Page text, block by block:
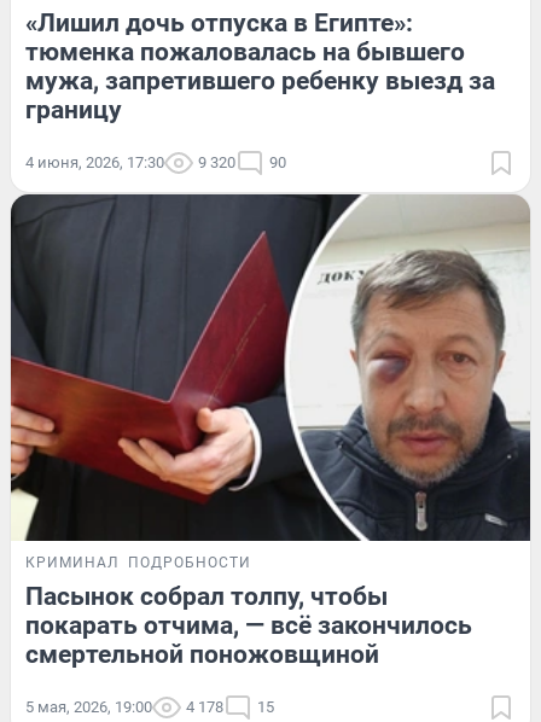
«Лишил дочь отпуска в Египте»:
тюменка пожаловалась на бывшего
мужа, запретившего ребенку выезд за
границу
4 июня, 2026, 17:30 9 320 90
КРИМИНАЛ ПОДРОБНОСТИ
Пасынок собрал толпу, чтобы
покарать отчима, — всё закончилось
смертельной поножовщиной
5 мая, 2026, 19:00 4 178 15